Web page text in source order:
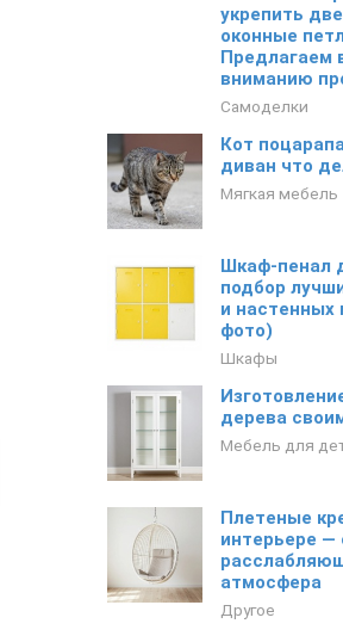
укрепить
оконные
Предлагаем
вниманию
Самоделки
Кот
диван что
Мягкая мебель
Шкаф-пенал
подбор
и настенных
фото)
Шкафы
дерева
Мебель для
Плетеные
интерьере —
атмосфера
Другое